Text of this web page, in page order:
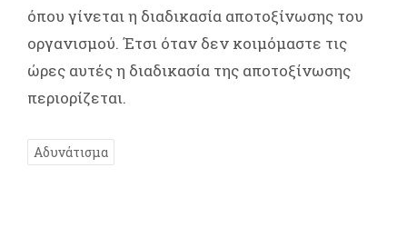
όπου γίνεται η διαδικασία αποτοξίνωσης του
οργανισμού. Έτσι όταν δεν κοιμόμαστε τις
ώρες αυτές η διαδικασία της αποτοξίνωσης
περιορίζεται.
Αδυνάτισμα